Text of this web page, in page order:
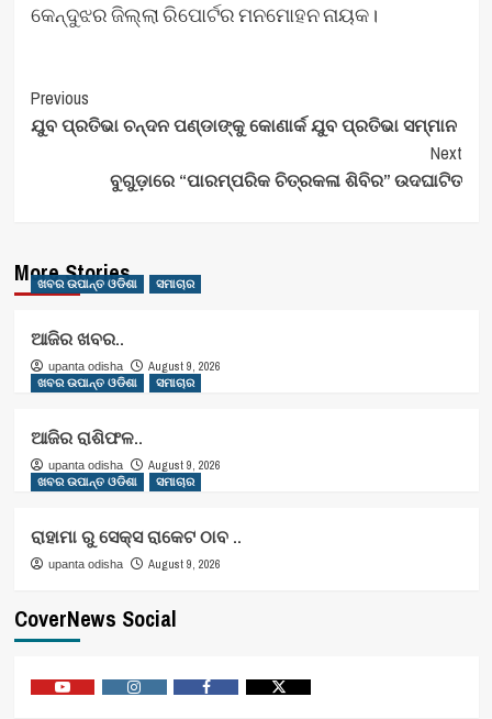
କେନ୍ଦୁଝର ଜିଲ୍ଲା ରିପୋର୍ଟର ମନମୋହନ ନାୟକ।
Post
Navigation
Previous
ଯୁବ ପ୍ରତିଭା ଚନ୍ଦନ ପଣ୍ଡାଙ୍କୁ କୋଣାର୍କ ଯୁବ ପ୍ରତିଭା ସମ୍ମାନ
Next
ବୁଗୁଡ଼ାରେ “ପାରମ୍ପରିକ ଚିତ୍ରକଳା ଶିବିର” ଉଦଘାଟିତ
More Stories
ଖବର ଉପାନ୍ତ ଓଡିଶା ସମାଚାର
ଆଜିର ଖବର..
upanta odisha
August 9, 2026
ଖବର ଉପାନ୍ତ ଓଡିଶା
ସମାଚାର
ଆଜିର ରାଶିଫଳ..
upanta odisha
August 9, 2026
ଖବର ଉପାନ୍ତ ଓଡିଶା
ସମାଚାର
ରାହାମା ରୁ ସେକ୍ସ ରାକେଟ ଠାବ ..
upanta odisha August 9, 2026
CoverNews Social